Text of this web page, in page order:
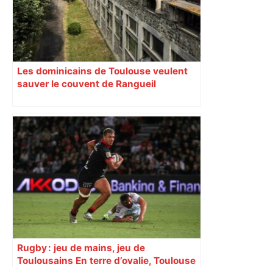
Les dominicains de Toulouse veulent
sauver le couvent de Rangueil
Rugby : jeu de mains, jeu de
Toulousains En terre d’ovalie, Toulouse